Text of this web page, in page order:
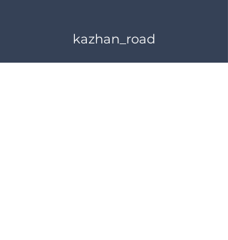
kazhan_road